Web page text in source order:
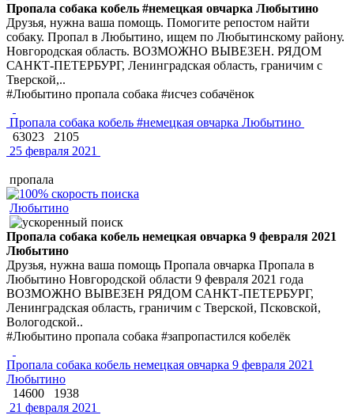
Пропала собака кобель #немецкая овчарка Любытино
Друзья, нужна ваша помощь. Помогите репостом найти
собаку. Пропал в Любытино, ищем по Любытинскому району.
Новгородская область. ВОЗМОЖНО ВЫВЕЗЕН. РЯДОМ
САНКТ-ПЕТЕРБУРГ, Ленинградская область, граничим с
Тверской,..
#Любытино пропала собака #исчез собачёнок
Пропала собака кобель #немецкая овчарка Любытино
63023
2105
25 февраля 2021
пропала
Любытино
Пропала собака кобель немецкая овчарка 9 февраля 2021
Любытино
Друзья, нужна ваша помощь Пропала овчарка Пропала в
Любытино Новгородской области 9 февраля 2021 года
ВОЗМОЖНО ВЫВЕЗЕН РЯДОМ САНКТ-ПЕТЕРБУРГ,
Ленинградская область, граничим с Тверской, Псковской,
Вологодской..
#Любытино пропала собака #запропастился кобелёк
Пропала собака кобель немецкая овчарка 9 февраля 2021
Любытино
14600
1938
21 февраля 2021